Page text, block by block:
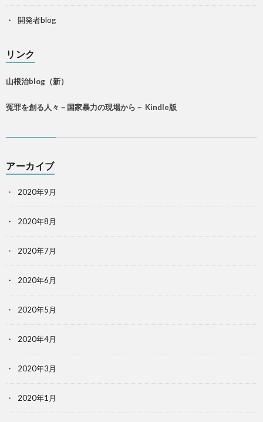
開発者blog
リンク
山根治blog（新）
冤罪を創る人々－国家暴力の現場から－ Kindle版
アーカイブ
2020年9月
2020年8月
2020年7月
2020年6月
2020年5月
2020年4月
2020年3月
2020年1月